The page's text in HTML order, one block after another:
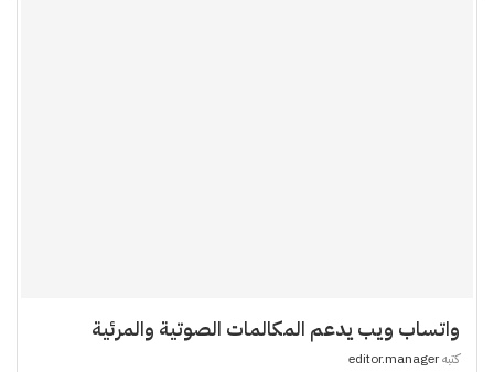
واتساب ويب يدعم المكالمات الصوتية والمرئية
كتبهeditor.manager